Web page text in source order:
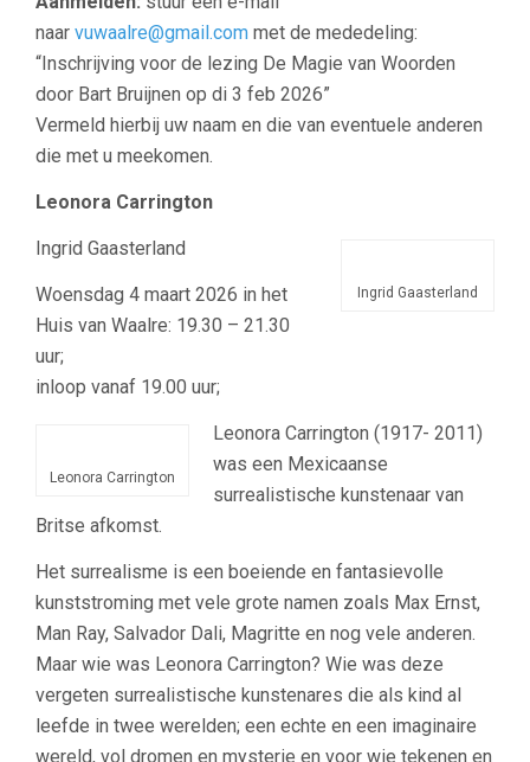
naar vuwaalre@gmail.com met de mededeling:
“Inschrijving voor de lezing De Magie van Woorden
door Bart Bruijnen op di 3 feb 2026”
Vermeld hierbij uw naam en die van eventuele anderen
die met u meekomen.
Leonora Carrington
Ingrid Gaasterland
Ingrid Gaasterland
Woensdag 4 maart 2026 in het
Huis van Waalre: 19.30 – 21.30
uur;
inloop vanaf 19.00 uur;
Leonora Carrington
Leonora Carrington (1917- 2011)
was een Mexicaanse
surrealistische kunstenaar van
Britse afkomst.
Het surrealisme is een boeiende en fantasievolle
kunststroming met vele grote namen zoals Max Ernst,
Man Ray, Salvador Dali, Magritte en nog vele anderen.
Maar wie was Leonora Carrington? Wie was deze
vergeten surrealistische kunstenares die als kind al
leefde in twee werelden; een echte en een imaginaire
wereld, vol dromen en mysterie en voor wie tekenen en